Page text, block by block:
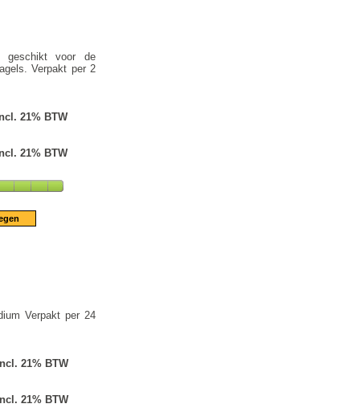
geschikt voor de
Verpakt per 2
21% BTW
21% BTW
Verpakt per 24
21% BTW
21% BTW